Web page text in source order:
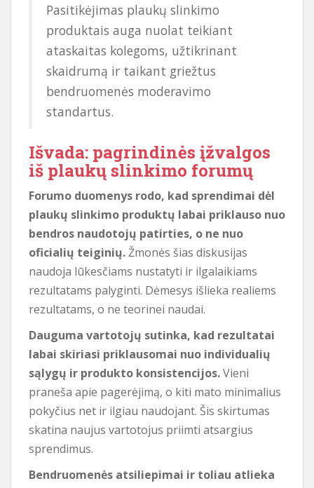
Pasitikėjimas plaukų slinkimo
produktais auga nuolat teikiant
ataskaitas kolegoms, užtikrinant
skaidrumą ir taikant griežtus
bendruomenės moderavimo
standartus.
Išvada: pagrindinės įžvalgos
iš plaukų slinkimo forumų
Forumo duomenys rodo, kad sprendimai dėl
plaukų slinkimo produktų labai priklauso nuo
bendros naudotojų patirties, o ne nuo
oficialių teiginių.Žmonės šias diskusijas
naudoja lūkesčiams nustatyti ir ilgalaikiams
rezultatams palyginti. Dėmesys išlieka realiems
rezultatams, o ne teorinei naudai.
Dauguma vartotojų sutinka, kad rezultatai
labai skiriasi priklausomai nuo individualių
sąlygų ir produkto konsistencijos.Vieni
praneša apie pagerėjimą, o kiti mato minimalius
pokyčius net ir ilgiau naudojant. Šis skirtumas
skatina naujus vartotojus priimti atsargius
sprendimus.
Bendruomenės atsiliepimai ir toliau atlieka